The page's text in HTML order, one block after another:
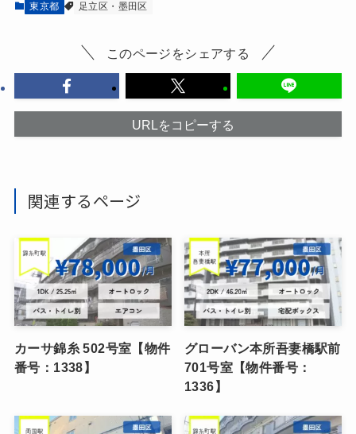
東京都 足立区・墨田区
このページをシェアする
URLをコピーする
関連するページ
カーサ錦糸 502号室【物件
番号：1338】
グローバン本所吾妻橋駅前
701号室【物件番号：
1336】